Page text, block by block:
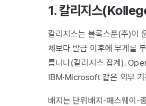
1. 칼리지스
칼리지스는 블록스푼(주)이
체보다 발급 이후에 무게를
릅니다(칼리지스 집계).
IBM·Microsoft 같은 외부 기
배지는 단위배지-패스웨이-